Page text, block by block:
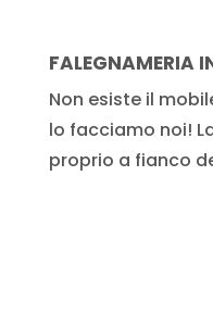
FALEGNAMERIA
Non esiste il
lo facciamo noi!
proprio a fianco